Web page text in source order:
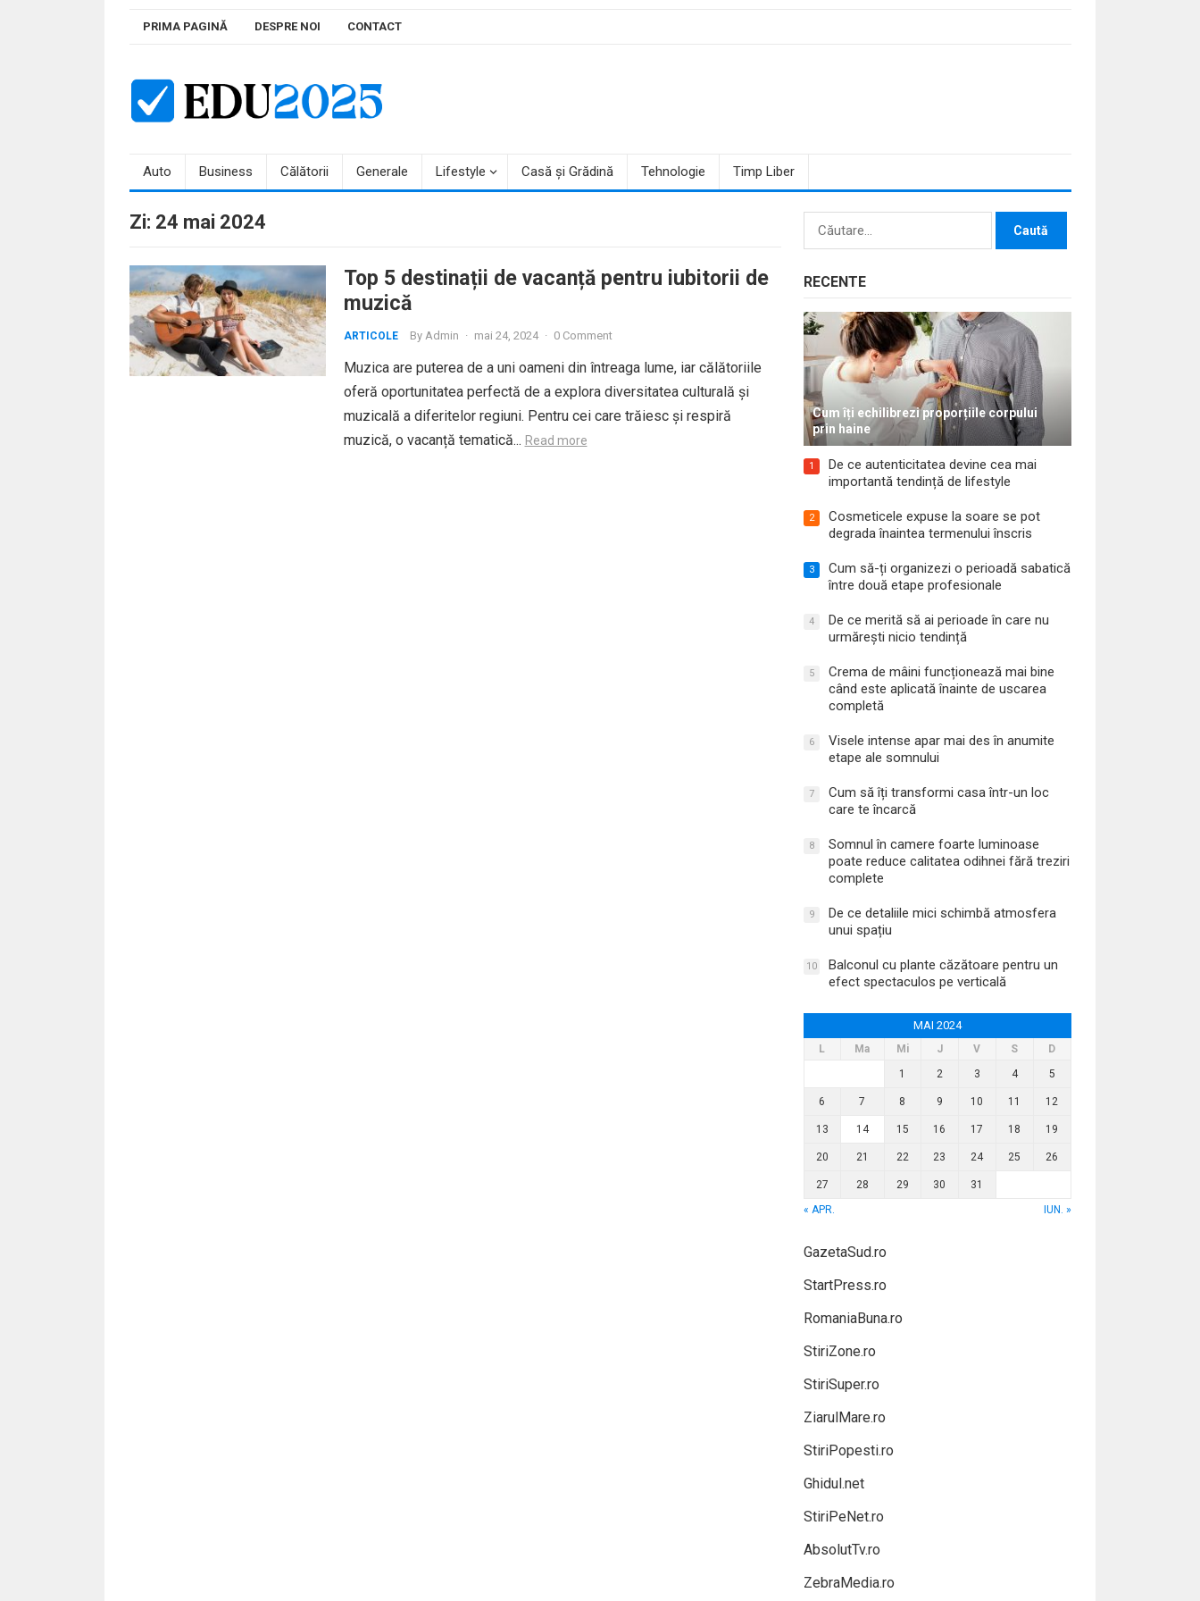
PRIMA PAGINĂ DESPRE NOI CONTACT
Auto Business Călătorii Generale Lifestyle Casă și Grădină Tehnologie Timp Liber
Zi: 24 mai 2024
Top 5 destinații de vacanță pentru iubitorii de
muzică
ARTICOLE By Admin · mai 24, 2024 · 0 Comment
Muzica are puterea de a uni oameni din întreaga lume, iar călătoriile
oferă oportunitatea perfectă de a explora diversitatea culturală și
muzicală a diferitelor regiuni. Pentru cei care trăiesc și respiră
muzică, o vacanță tematică... Read more
Caută
RECENTE
Cum îți echilibrezi proporțiile corpului
prin haine
1
De ce autenticitatea devine cea mai
importantă tendință de lifestyle
2
Cosmeticele expuse la soare se pot
degrada înaintea termenului înscris
3
Cum să-ți organizezi o perioadă sabatică
între două etape profesionale
4
De ce merită să ai perioade în care nu
urmărești nicio tendință
5
Crema de mâini funcționează mai bine
când este aplicată înainte de uscarea
completă
6
Visele intense apar mai des în anumite
etape ale somnului
7
Cum să îți transformi casa într-un loc
care te încarcă
8
Somnul în camere foarte luminoase
poate reduce calitatea odihnei fără treziri
complete
9
De ce detaliile mici schimbă atmosfera
unui spațiu
10
Balconul cu plante căzătoare pentru un
efect spectaculos pe verticală
MAI 2024
L Ma Mi J V S
D
1
2 3 4 5
6 7 8 9 10 11 12
13 14 15 16 17 18 19
20 21 22 23 24 25 26
27 28 29 30
31
« APR.
IUN. »
GazetaSud.ro
StartPress.ro
RomaniaBuna.ro
StiriZone.ro
StiriSuper.ro
ZiarulMare.ro
StiriPopesti.ro
Ghidul.net
StiriPeNet.ro
AbsolutTv.ro
ZebraMedia.ro